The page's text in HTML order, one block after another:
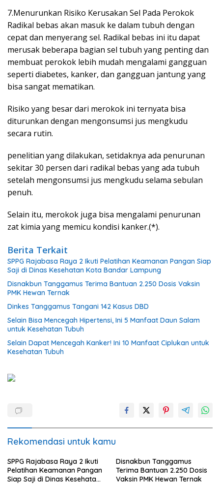
7.Menurunkan Risiko Kerusakan Sel Pada Perokok
Radikal bebas akan masuk ke dalam tubuh dengan
cepat dan menyerang sel. Radikal bebas ini itu dapat
merusak beberapa bagian sel tubuh yang penting dan
membuat perokok lebih mudah mengalami gangguan
seperti diabetes, kanker, dan gangguan jantung yang
bisa sangat mematikan.
Risiko yang besar dari merokok ini ternyata bisa
diturunkan dengan mengonsumsi jus mengkudu
secara rutin.
penelitian yang dilakukan, setidaknya ada penurunan
sekitar 30 persen dari radikal bebas yang ada tubuh
setelah mengonsumsi jus mengkudu selama sebulan
penuh.
Selain itu, merokok juga bisa mengalami penurunan
zat kimia yang memicu kondisi kanker.(*).
Berita Terkait
SPPG Rajabasa Raya 2 Ikuti Pelatihan Keamanan Pangan Siap
Saji di Dinas Kesehatan Kota Bandar Lampung
Disnakbun Tanggamus Terima Bantuan 2.250 Dosis Vaksin
PMK Hewan Ternak
Dinkes Tanggamus Tangani 142 Kasus DBD
Selain Bisa Mencegah Hipertensi, Ini 5 Manfaat Daun Salam
untuk Kesehatan Tubuh
Selain Dapat Mencegah Kanker! Ini 10 Manfaat Ciplukan untuk
Kesehatan Tubuh
Rekomendasi untuk kamu
SPPG Rajabasa Raya 2 Ikuti
Pelatihan Keamanan Pangan
Siap Saji di Dinas Kesehatan
Disnakbun Tanggamus
Terima Bantuan 2.250 Dosis
Vaksin PMK Hewan Ternak